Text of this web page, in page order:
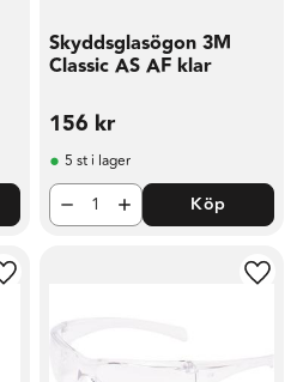
Skyddsglasögon 3M
Classic AS AF klar
156 kr
5 st i lager
Köp
Lägg till i favoriter